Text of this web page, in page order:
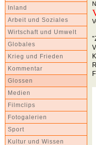
Inland
Arbeit und Soziales
Wirtschaft und Umwelt
Globales
Krieg und Frieden
Kommentar
Glossen
Medien
Filmclips
Fotogalerien
Sport
Kultur und Wissen